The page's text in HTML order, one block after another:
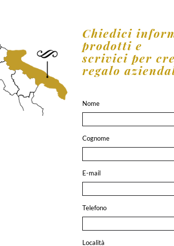
Chiedici
prodotti e
scrivici per
regalo
Nome
Cognome
E-mail
Telefono
Località